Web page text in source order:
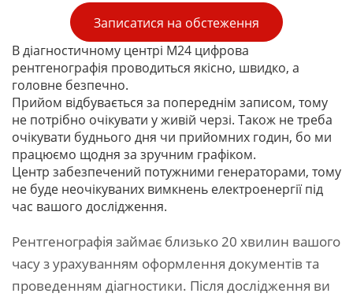
Записатися на обстеження
В діагностичному центрі М24 цифрова
рентгенографія проводиться якісно, швидко, а
головне безпечно.
Прийом відбувається за попереднім записом, тому
не потрібно очікувати у живій черзі. Також не треба
очікувати буднього дня чи прийомних годин, бо ми
працюємо щодня за зручним графіком.
Центр забезпечений потужними генераторами, тому
не буде неочікуваних вимкнень електроенергії під
час вашого дослідження.
Рентгенографія займає близько 20 хвилин вашого
часу з урахуванням оформлення документів та
проведенням діагностики. Після дослідження ви